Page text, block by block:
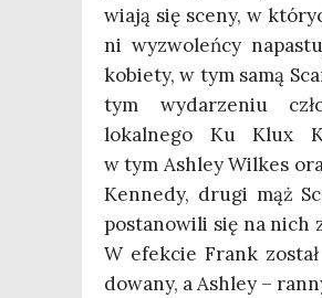
wia­ją się sce­ny, w
ni wyzwo­leń­cy
kobie­ty, w tym samą
tym wyda­rze­niu
lokal­ne­go Ku Klux
w tym Ash­ley Wil­kes
Ken­ne­dy, dru­gi mąż
posta­no­wi­li się na nich
W efek­cie Frank
do­wa­ny, a Ash­ley –